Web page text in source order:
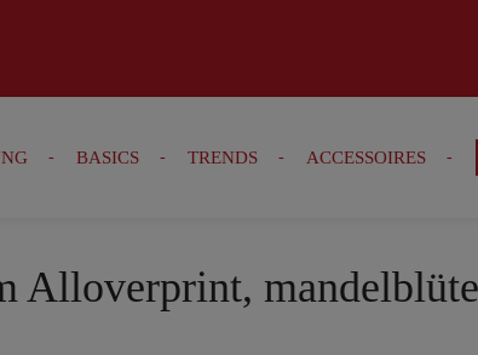
BASICS TRENDS ACCESSOIRES
Alloverprint, mandelblüte